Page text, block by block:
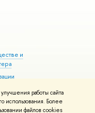
работы сайта
использования. Более
файлов cookies
и
здоровья